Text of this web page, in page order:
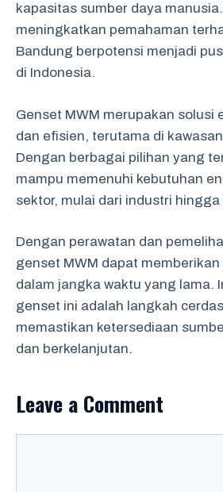
kapasitas sumber daya
meningkatkan pemahaman
Bandung berpotensi menjadi
di Indonesia.
Genset MWM merupakan solusi
dan efisien, terutama di
Dengan berbagai pilihan yang
mampu memenuhi kebutuhan
sektor, mulai dari industri hingga
Dengan perawatan dan
genset MWM dapat
dalam jangka waktu yang lama.
genset ini adalah langkah
memastikan ketersediaan
dan berkelanjutan.
Leave a Comment